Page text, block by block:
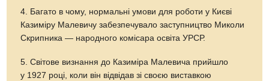
4. Багато в чому, нормальні умови для роботи у Києві
Казиміру Малевичу забезпечувало заступництво Миколи
Скрипника — народного комісара освіта УРСР.
5. Світове визнання до Казиміра Малевича прийшло
у 1927 році, коли він відвідав зі своєю виставкою